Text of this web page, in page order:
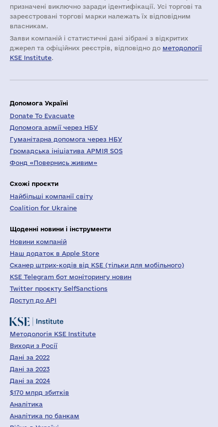
призначені виключно заради ідентифікації. Усі торгові та
зареєстровані торгові марки належать їх відповідним
власникам.
Заяви компаній i статистичні дані зібрані з відкритих
джерел та офіційних реєстрів, відповідно до методології
KSE Institute.
Допомога Україні
Donate To Evacuate
Допомога армії через НБУ
Гуманітарна допомога через НБУ
Громадська ініціатива АРМІЯ SOS
Фонд «Повернись живим»
Схожі проєкти
Найбільші компанії світу
Coalition for Ukraine
Щоденні новини і інструменти
Новини компаній
Наш додаток в Apple Store
Сканер штрих-кодів від KSE (тільки для мобільного)
KSE Telegram бот моніторингу новин
Twitter проєкту SelfSanctions
Доступ до API
Методологія KSE Institute
Виходи з Росії
Дані за 2022
Дані за 2023
Дані за 2024
$170 млрд збитків
Аналітика
Аналітика по банкам